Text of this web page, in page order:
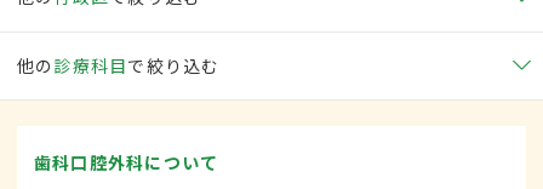
他の 診療科目で絞り込む
歯科口腔外科について